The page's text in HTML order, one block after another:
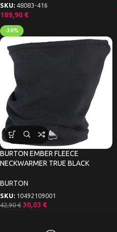
SKU: 48083-416
189,90 €
-30%
BURTON EMBER FLEECE
NECKWARMER TRUE BLACK
BURTON
SKU: 10492109001
42,90€ 30,03 €